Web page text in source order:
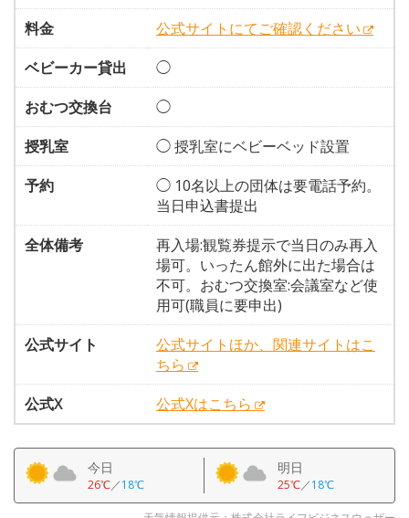
料金
公式サイトにてご確認ください
ベビーカー貸出
◯
おむつ交換台
◯
授乳室
◯ 授乳室にベビーベッド設置
予約
◯ 10名以上の団体は要電話予約。
当日申込書提出
全体備考
再入場:観覧券提示で当日のみ再入
場可。いったん館外に出た場合は
不可。おむつ交換室:会議室など使
用可(職員に要申出)
公式サイト
公式サイトほか、関連サイトはこ
ちら
公式X
公式Xはこちら
今日
26℃／18℃
明日
25℃／18℃